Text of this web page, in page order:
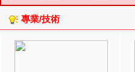
專業/技術